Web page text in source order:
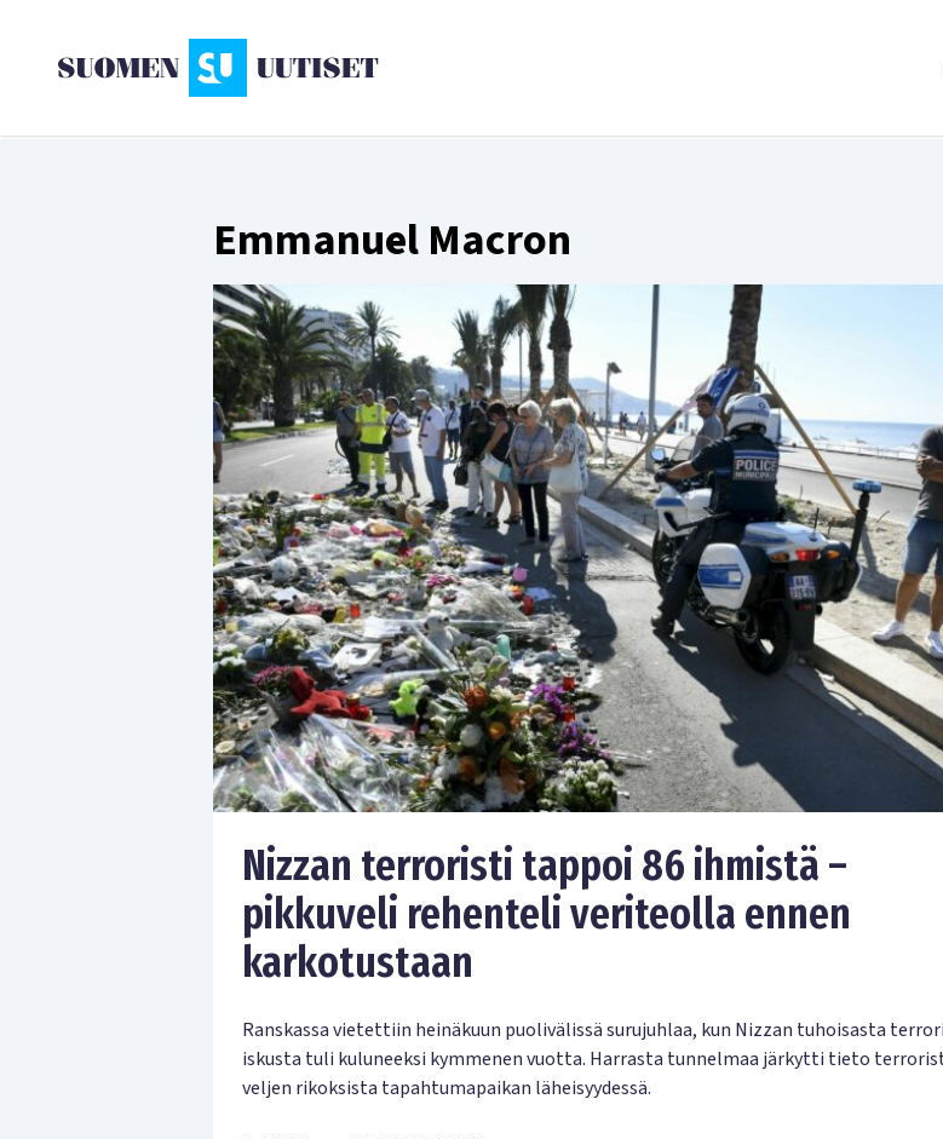
Emmanuel Macron
Nizzan terroristi tappoi 86 ihmistä –
pikkuveli rehenteli veriteolla ennen
karkotustaan
Ranskassa vietettiin heinäkuun puolivälissä surujuhlaa, kun Nizzan tuhoisasta
iskusta tuli kuluneeksi kymmenen vuotta. Harrasta tunnelmaa järkytti tieto
veljen rikoksista tapahtumapaikan läheisyydessä.